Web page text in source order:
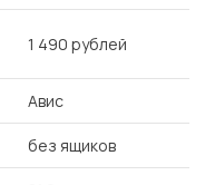
1 490 рублей
Авис
без ящиков